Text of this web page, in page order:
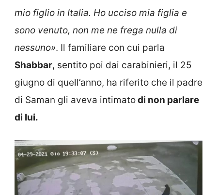
mio figlio in Italia. Ho ucciso mia figlia e
sono venuto, non me ne frega nulla di
nessuno». Il familiare con cui parla
Shabbar, sentito poi dai carabinieri, il 25
giugno di quell’anno, ha riferito che il padre
di Saman gli aveva intimatodi non parlare
di lui.